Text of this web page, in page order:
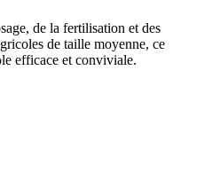
de la fertilisation et des
de taille moyenne, ce
efficace et conviviale.